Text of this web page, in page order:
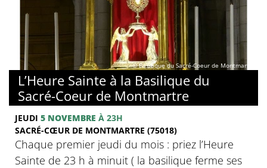
© Basilique du Sacré-Coeur de Montmartre
L’Heure Sainte à la Basilique du
Sacré-Coeur de Montmartre
JEUDI 5 NOVEMBRE À 23H
SACRÉ-CŒUR DE MONTMARTRE (75018)
Chaque premier jeudi du mois : priez l’Heure
Sainte de 23 h à minuit ( la basilique ferme ses